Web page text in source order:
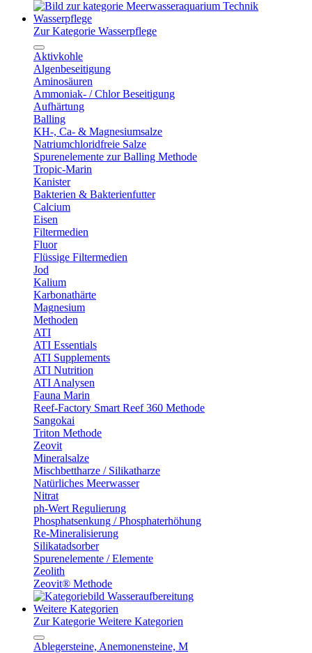
Wasserpflege
Zur Kategorie Wasserpflege
Aktivkohle
Algenbeseitigung
Aminosäuren
Ammoniak- / Chlor Beseitigung
Aufhärtung
Balling
KH-, Ca- & Magnesiumsalze
Natriumchloridfreie Salze
Spurenelemente zur Balling Methode
Tropic-Marin
Kanister
Bakterien & Bakterienfutter
Calcium
Eisen
Filtermedien
Fluor
Flüssige Filtermedien
Jod
Kalium
Karbonathärte
Magnesium
Methoden
ATI
ATI Essentials
ATI Supplements
ATI Nutrition
ATI Analysen
Fauna Marin
Reef-Factory Smart Reef 360 Methode
Sangokai
Triton Methode
Zeovit
Mineralsalze
Mischbettharze / Silikatharze
Natürliches Meerwasser
Nitrat
ph-Wert Regulierung
Phosphatsenkung / Phosphaterhöhung
Re-Mineralisierung
Silikatadsorber
Spurenelemente / Elemente
Zeolith
Zeovit® Methode
Weitere Kategorien
Zur Kategorie Weitere Kategorien
Ablegersteine, Anemonensteine, M